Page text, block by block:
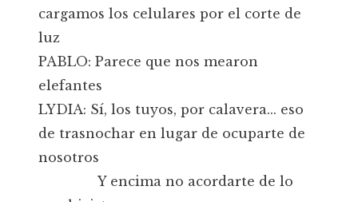
cargamos los celulares por el corte de
luz
PABLO: Parece que nos mearon
elefantes
LYDIA: Sí, los tuyos, por calavera... eso
de trasnochar en lugar de ocuparte de
nosotros
Y encima no acordarte de lo